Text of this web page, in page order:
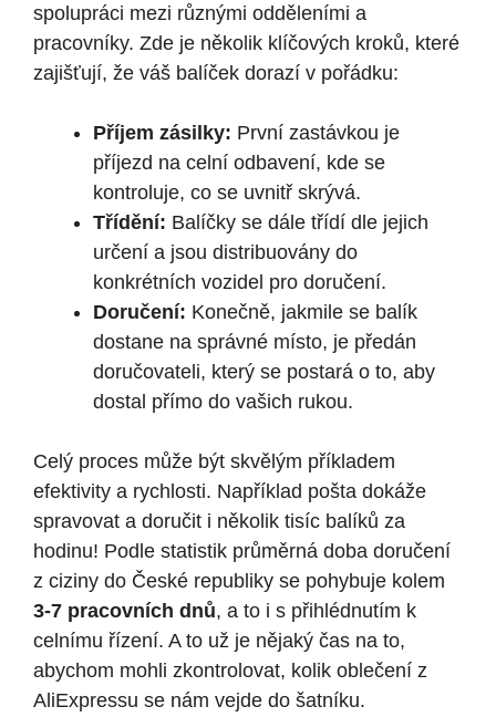
spolupráci mezi různými odděleními a
pracovníky. Zde je několik klíčových kroků, které
zajišťují, že váš balíček dorazí v pořádku:
Příjem zásilky: První zastávkou je
příjezd na celní odbavení, kde se
kontroluje, co se uvnitř skrývá.
Třídění: Balíčky se dále třídí dle jejich
určení a jsou distribuovány do
konkrétních vozidel pro doručení.
Doručení: Konečně, jakmile se balík
dostane na správné místo, je předán
doručovateli, který se postará o to, aby
dostal přímo do vašich rukou.
Celý proces může být skvělým příkladem
efektivity a rychlosti. Například pošta dokáže
spravovat a doručit i několik tisíc balíků za
hodinu! Podle statistik průměrná doba doručení
z ciziny do České republiky se pohybuje kolem
3-7 pracovních dnů, a to i s přihlédnutím k
celnímu řízení. A to už je nějaký čas na to,
abychom mohli zkontrolovat, kolik oblečení z
AliExpressu se nám vejde do šatníku.